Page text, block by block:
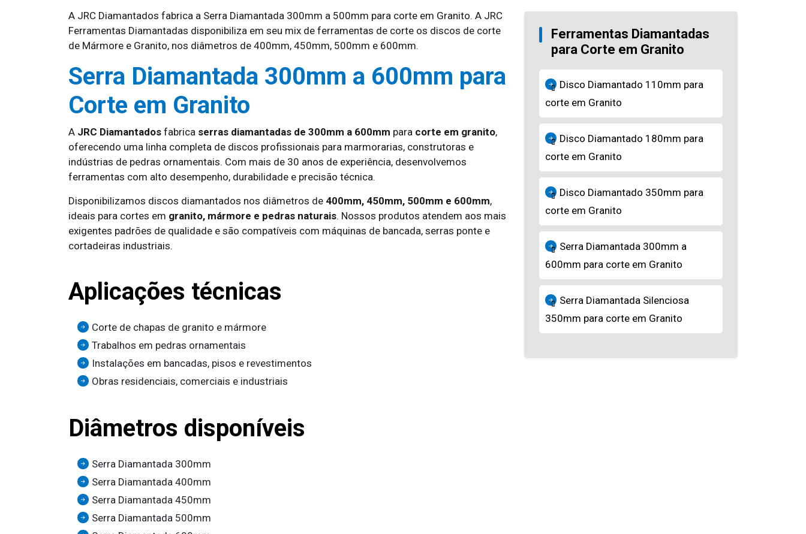
A JRC Diamantados fabrica a Serra Diamantada 300mm a 500mm para corte em Granito. A JRC
Ferramentas Diamantadas disponibiliza em seu mix de ferramentas de corte os discos de corte
de Mármore e Granito, nos diâmetros de 400mm, 450mm, 500mm e 600mm.
Serra Diamantada 300mm a 600mm para
Corte em Granito
A JRC Diamantados fabrica serras diamantadas de 300mm a 600mm para corte em granito,
oferecendo uma linha completa de discos profissionais para marmorarias, construtoras e
indústrias de pedras ornamentais. Com mais de 30 anos de experiência, desenvolvemos
ferramentas com alto desempenho, durabilidade e precisão técnica.
Disponibilizamos discos diamantados nos diâmetros de 400mm, 450mm, 500mm e 600mm,
ideais para cortes em granito, mármore e pedras naturais. Nossos produtos atendem aos mais
exigentes padrões de qualidade e são compatíveis com máquinas de bancada, serras ponte e
cortadeiras industriais.
Aplicações técnicas
Corte de chapas de granito e mármore
Trabalhos em pedras ornamentais
Instalações em bancadas, pisos e revestimentos
Obras residenciais, comerciais e industriais
Diâmetros disponíveis
Serra Diamantada 300mm
Serra Diamantada 400mm
Serra Diamantada 450mm
Serra Diamantada 500mm
Ferramentas Diamantadas
para Corte em Granito
Disco Diamantado 110mm para
corte em Granito
Disco Diamantado 180mm para
corte em Granito
Disco Diamantado 350mm para
corte em Granito
Serra Diamantada 300mm a
600mm para corte em Granito
Serra Diamantada Silenciosa
350mm para corte em Granito